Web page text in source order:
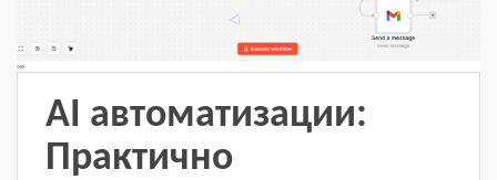
AI автоматизации:
Практично